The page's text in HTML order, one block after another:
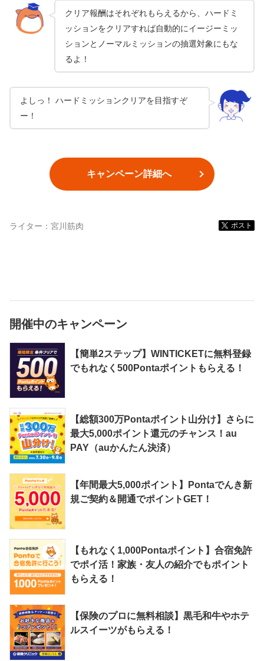
クリア報酬はそれぞれもらえるから、ハードミ
ッションをクリアすれば自動的にイージーミッ
ションとノーマルミッションの抽選対象にもな
るよ！
よしっ！ ハードミッションクリアを目指すぞ
ー！
キャンペーン詳細へ
ライター： 宮川筋肉 ポスト
開催中のキャンペーン
【簡単2ステップ】WINTICKETに無料登録
でもれなく500Pontaポイントもらえる！
【総額300万Pontaポイント山分け】さらに
最大5,000ポイント還元のチャンス！au
PAY（auかんたん決済）
【年間最大5,000ポイント】Pontaでんき新
規ご契約＆開通でポイントGET！
【もれなく1,000Pontaポイント】合宿免許
でポイ活！家族・友人の紹介でもポイント
もらえる！
【保険のプロに無料相談】黒毛和牛やホテ
ルスイーツがもらえる！